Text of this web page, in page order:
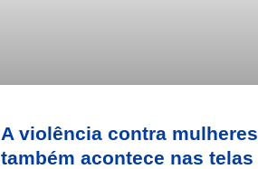
A violência contra mulheres
também acontece nas telas